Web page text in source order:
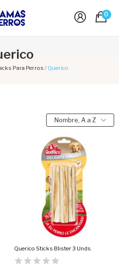
0
Para Perros Querico
Nombre, A a Z
Querico Sticks Blister 3 Unds.